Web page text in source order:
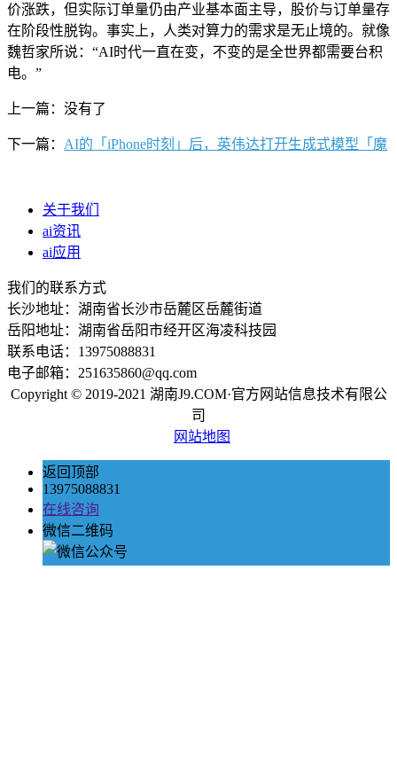
价涨跌，但实际订单量仍由产业基本面主导，股价与订单量存
在阶段性脱钩。事实上，人类对算力的需求是无止境的。就像
魏哲家所说：“AI时代一直在变，不变的是全世界都需要台积
电。”
上一篇：没有了
下一篇： AI的「iPhone时刻」后，英伟达打开生成式模型「魔
关于我们
ai资讯
ai应用
我们的联系方式
长沙地址：湖南省长沙市岳麓区岳麓街道
岳阳地址：湖南省岳阳市经开区海凌科技园
联系电话：13975088831
电子邮箱：251635860@qq.com
Copyright © 2019-2021 湖南J9.COM·官方网站信息技术有限公
司
网站地图
返回顶部
13975088831
在线咨询
微信二维码